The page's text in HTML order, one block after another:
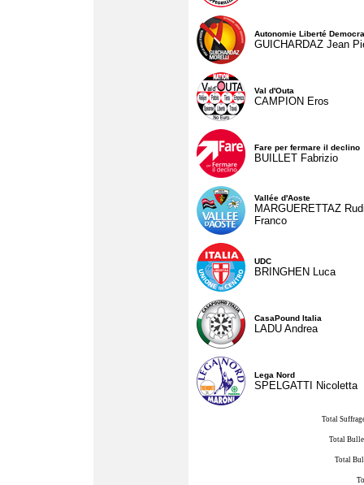
Autonomie Liberté
GUICHARDAZ Jean
Val d'Outa
CAMPION Eros
Fare per fermare il declino
BUILLET Fabrizio
Vallée d'Aoste
MARGUERETTAZ
Franco
UDC
BRINGHEN Luca
CasaPound Italia
LADU Andrea
Lega Nord
SPELGATTI Nicoletta
Total
Total
Total